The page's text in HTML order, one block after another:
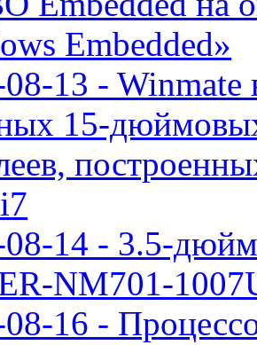
Embedded»
13 -
15-
14 - 3.5-
NM701-
16 -